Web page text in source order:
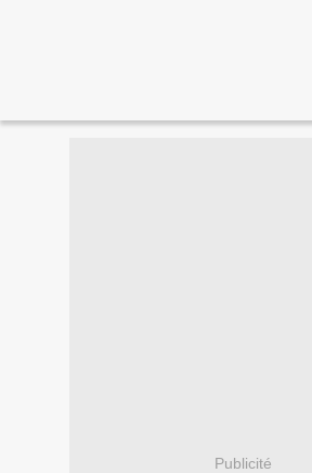
Publicité